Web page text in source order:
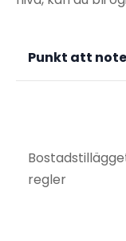
Punkt att
regler